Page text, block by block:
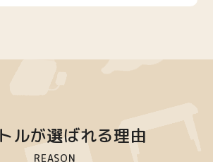
ルが選ばれる理由
REASON